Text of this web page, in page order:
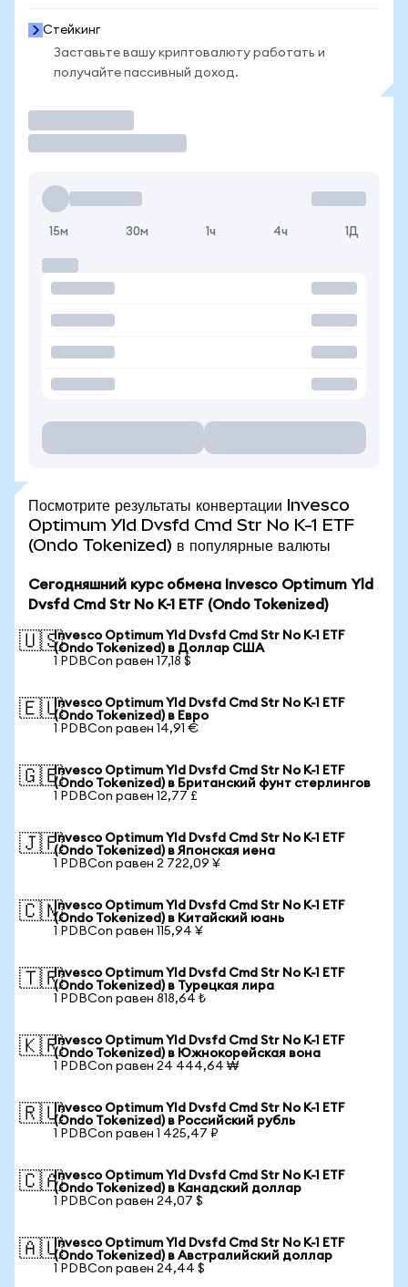
Стейкинг
Заставьте вашу криптовалюту работать и
получайте пассивный доход.
15м 30м 1ч 4ч 1Д
Посмотрите результаты конвертации Invesco
Optimum Yld Dvsfd Cmd Str No K-1 ETF
(Ondo Tokenized) в популярные валюты
Сегодняшний курс обмена Invesco Optimum Yld
Dvsfd Cmd Str No K-1 ETF (Ondo Tokenized)
🇺🇸Invesco Optimum Yld Dvsfd Cmd Str No K-1 ETF
(Ondo Tokenized) в Доллар США
1 PDBCon равен 17,18 $
🇪🇺Invesco Optimum Yld Dvsfd Cmd Str No K-1 ETF
(Ondo Tokenized) в Евро
1 PDBCon равен 14,91 €
🇬🇧Invesco Optimum Yld Dvsfd Cmd Str No K-1 ETF
(Ondo Tokenized) в Британский фунт стерлингов
1 PDBCon равен 12,77 £
🇯🇵Invesco Optimum Yld Dvsfd Cmd Str No K-1 ETF
(Ondo Tokenized) в Японская иена
1 PDBCon равен 2 722,09 ¥
🇨🇳Invesco Optimum Yld Dvsfd Cmd Str No K-1 ETF
(Ondo Tokenized) в Китайский юань
1 PDBCon равен 115,94 ¥
🇹🇷Invesco Optimum Yld Dvsfd Cmd Str No K-1 ETF
(Ondo Tokenized) в Турецкая лира
1 PDBCon равен 818,64 ₺
🇰🇷Invesco Optimum Yld Dvsfd Cmd Str No K-1 ETF
(Ondo Tokenized) в Южнокорейская вона
1 PDBCon равен 24 444,64 ₩
🇷🇺Invesco Optimum Yld Dvsfd Cmd Str No K-1 ETF
(Ondo Tokenized) в Российский рубль
1 PDBCon равен 1 425,47 ₽
🇨🇦Invesco Optimum Yld Dvsfd Cmd Str No K-1 ETF
(Ondo Tokenized) в Канадский доллар
1 PDBCon равен 24,07 $
🇦🇺Invesco Optimum Yld Dvsfd Cmd Str No K-1 ETF
(Ondo Tokenized) в Австралийский доллар
1 PDBCon равен 24,44 $